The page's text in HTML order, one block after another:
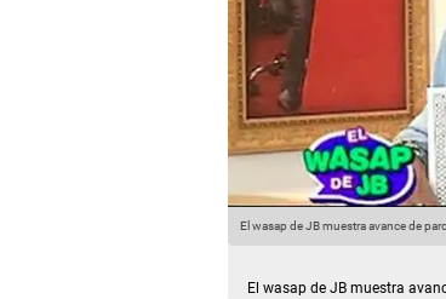
El wasap de JB muestra avance de
El wasap de JB muestra